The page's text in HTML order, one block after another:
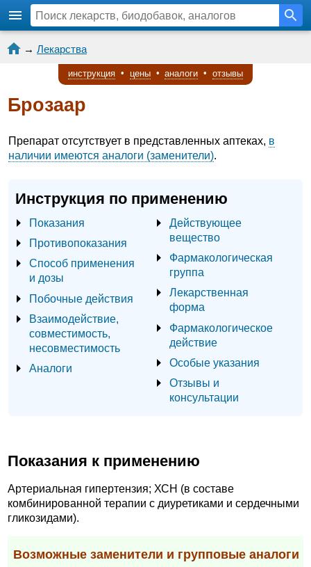
→ Лекарства
инструкция • цены • аналоги • отзывы
Брозаар
Препарат отсутствует в представленных аптеках, в
наличии имеются аналоги (заменители).
Инструкция по применению
Показания
Противопоказания
Способ применения
и дозы
Побочные действия
Взаимодействие,
совместимость,
несовместимость
Аналоги
Действующее
вещество
Фармакологическая
группа
Лекарственная
форма
Фармакологическое
действие
Особые указания
Отзывы и
консультации
Показания к применению
Артериальная гипертензия; ХСН (в составе
комбинированной терапии с диуретиками и сердечными
гликозидами).
Возможные заменители и групповые аналоги